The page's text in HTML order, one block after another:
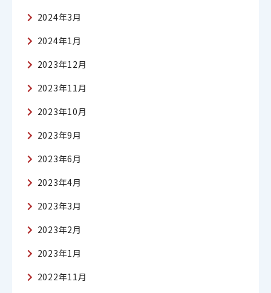
2024年3月
2024年1月
2023年12月
2023年11月
2023年10月
2023年9月
2023年6月
2023年4月
2023年3月
2023年2月
2023年1月
2022年11月